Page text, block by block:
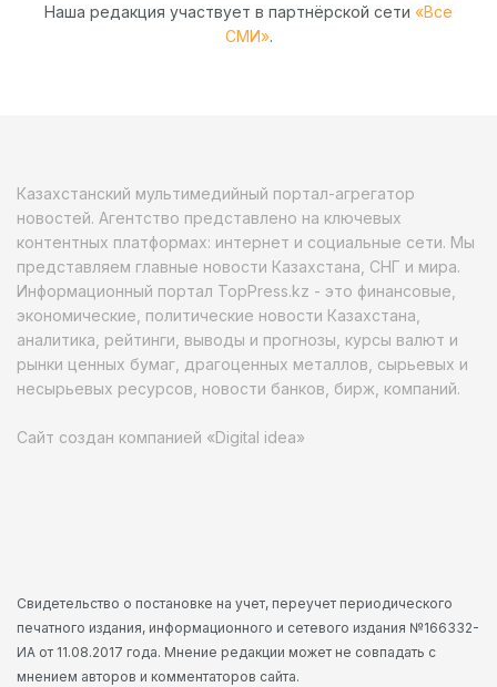
Наша редакция участвует в партнёрской сети «Все
СМИ».
Казахстанский мультимедийный портал-агрегатор
новостей. Агентство представлено на ключевых
контентных платформах: интернет и социальные сети. Мы
представляем главные новости Казахстана, СНГ и мира.
Информационный портал TopPress.kz - это финансовые,
экономические, политические новости Казахстана,
аналитика, рейтинги, выводы и прогнозы, курсы валют и
рынки ценных бумаг, драгоценных металлов, сырьевых и
несырьевых ресурсов, новости банков, бирж, компаний.
Сайт создан компанией «Digital idea»
Свидетельство о постановке на учет, переучет периодического
печатного издания, информационного и сетевого издания №166332-
ИА от 11.08.2017 года. Мнение редакции может не совпадать с
мнением авторов и комментаторов сайта.